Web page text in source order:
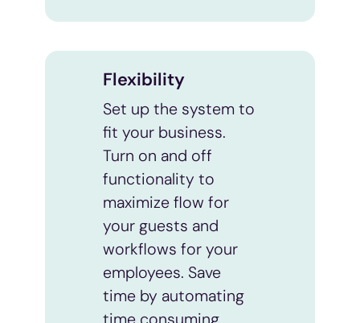
tjenestene deres.
Flexibility
Set up the system to
fit your business.
Turn on and off
functionality to
maximize flow for
your guests and
workflows for your
employees. Save
time by automating